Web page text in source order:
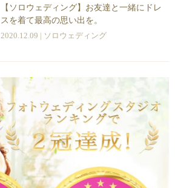
【ソロウェディング】お友達と一緒にドレ
スを着て最高の思い出を。
2020.12.09 | ソロウェディング